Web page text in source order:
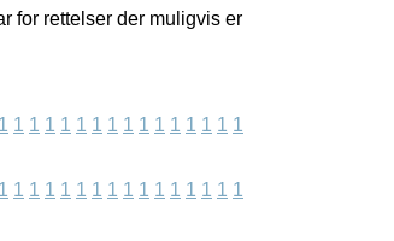
for rettelser der muligvis er
1 1 1 1 1 1 1 1 1 1 1 1 1 1 1 1
1 1 1 1 1 1 1 1 1 1 1 1 1 1 1 1